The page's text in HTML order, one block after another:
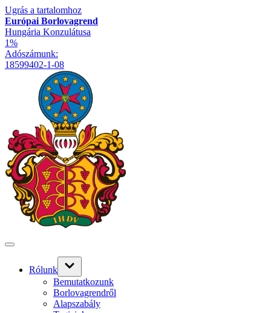
Ugrás a tartalomhoz
Európai Borlovagrend
Hungária Konzulátusa
1%
Adószámunk:
18599402-1-08
Rólunk
Bemutatkozunk
Borlovagrendről
Alapszabály